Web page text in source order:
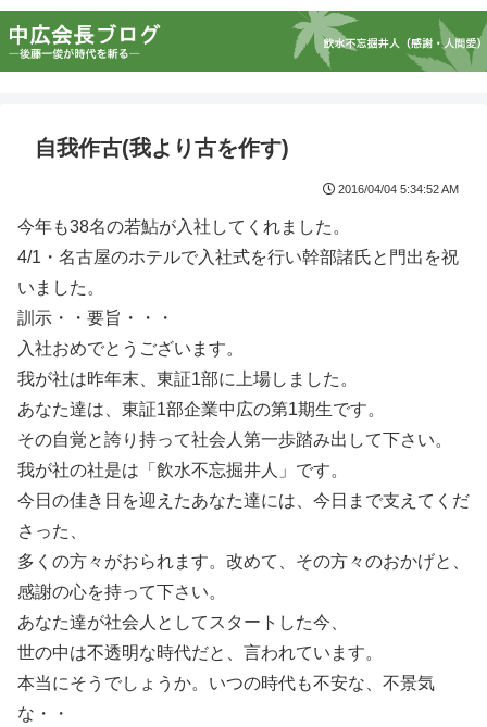
自我作古(我より古を作す)
2016/04/04 5:34:52 AM
今年も38名の若鮎が入社してくれました。
4/1・名古屋のホテルで入社式を行い幹部諸氏と門出を祝
いました。
訓示・・要旨・・・
入社おめでとうございます。
我が社は昨年末、東証1部に上場しました。
あなた達は、東証1部企業中広の第1期生です。
その自覚と誇り持って社会人第一歩踏み出して下さい。
我が社の社是は「飲水不忘掘井人」です。
今日の佳き日を迎えたあなた達には、今日まで支えてくだ
さった、
多くの方々がおられます。改めて、その方々のおかげと、
感謝の心を持って下さい。
あなた達が社会人としてスタートした今、
世の中は不透明な時代だと、言われています。
本当にそうでしょうか。いつの時代も不安な、不景気
な・・